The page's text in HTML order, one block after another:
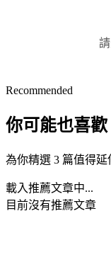
Recommended
你可能也喜歡
為你精選 3 篇值得
載入推薦文章中...
目前沒有推薦文章